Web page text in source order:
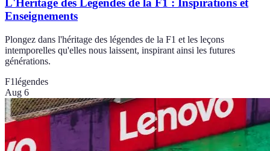
L'Héritage des Légendes de la F1 : Inspirations et
Enseignements
Plongez dans l'héritage des légendes de la F1 et les leçons
intemporelles qu'elles nous laissent, inspirant ainsi les futures
générations.
F1légendes
Aug 6